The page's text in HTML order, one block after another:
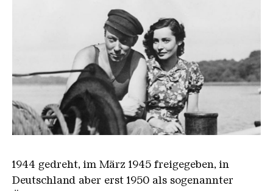
Unter den BrueckenVL
1944 gedreht, im März 1945 freigegeben, in
Deutschland aber erst 1950 als sogenannter